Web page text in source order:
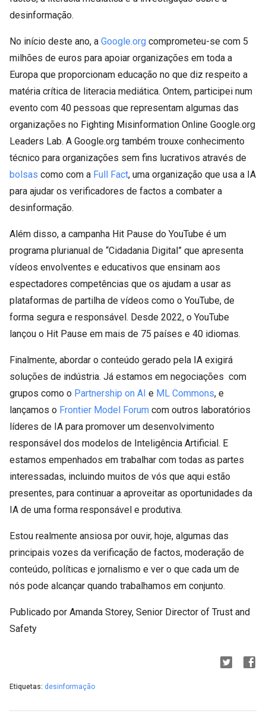
desinformação.
No início deste ano, a Google.org comprometeu-se com 5
milhões de euros para apoiar organizações em toda a
Europa que proporcionam educação no que diz respeito a
matéria crítica de literacia mediática. Ontem, participei num
evento com 40 pessoas que representam algumas das
organizações no Fighting Misinformation Online Google.org
Leaders Lab. A Google.org também trouxe conhecimento
técnico para organizações sem fins lucrativos através de
bolsas como com a Full Fact, uma organização que usa a IA
para ajudar os verificadores de factos a combater a
desinformação.
Além disso, a campanha Hit Pause do YouTube é um
programa plurianual de “Cidadania Digital” que apresenta
vídeos envolventes e educativos que ensinam aos
espectadores competências que os ajudam a usar as
plataformas de partilha de vídeos como o YouTube, de
forma segura e responsável. Desde 2022, o YouTube
lançou o Hit Pause em mais de 75 países e 40 idiomas.
Finalmente, abordar o conteúdo gerado pela IA exigirá
soluções de indústria. Já estamos em negociações com
grupos como o Partnership on AI e ML Commons, e
lançamos o Frontier Model Forum com outros laboratórios
líderes de IA para promover um desenvolvimento
responsável dos modelos de Inteligência Artificial. E
estamos empenhados em trabalhar com todas as partes
interessadas, incluindo muitos de vós que aqui estão
presentes, para continuar a aproveitar as oportunidades da
IA ​​de uma forma responsável e produtiva.
Estou realmente ansiosa por ouvir, hoje, algumas das
principais vozes da verificação de factos, moderação de
conteúdo, políticas e jornalismo e ver o que cada um de
nós pode alcançar quando trabalhamos em conjunto.
Publicado por Amanda Storey, Senior Director of Trust and
Safety
Etiquetas: desinformação